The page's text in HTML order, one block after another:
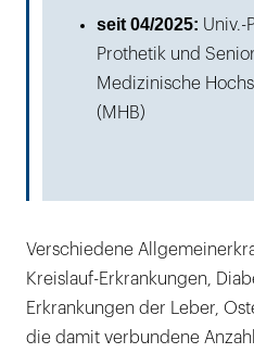
seit 04/2025: Univ.-
Prothetik und
Medizinische
(MHB)
Verschiedene
Kreislauf-Erkrankungen,
Erkrankungen der Leber,
die damit verbundene